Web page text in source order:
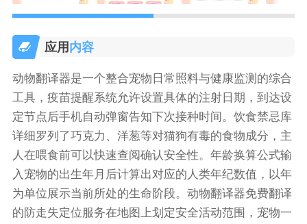
应用 内容
动物翻译器是一个整合宠物日常照料与健康监测的综合
工具，疫苗提醒系统允许设置具体的注射日期，到达设
定节点后手机自动弹窗告知下次接种时间。饮食禁忌库
详细罗列了巧克力、洋葱等对猫狗有毒的食物成分，主
人在喂食前可以快速查阅确认安全性。年龄换算公式输
入宠物的出生年月后计算出对应的人类年纪数值，以年
为单位展示当前所处的生命阶段。动物翻译器免费翻译
的防走失定位服务在地图上划定安全活动范围，宠物一